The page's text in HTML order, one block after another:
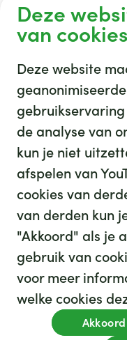
Deze
van cookies
Deze website
de analyse van
kun je niet
afspelen van
cookies van
van derden kun
"Akkoord" als je
gebruik van
voor meer
welke cookies
Akkoord
We hebben